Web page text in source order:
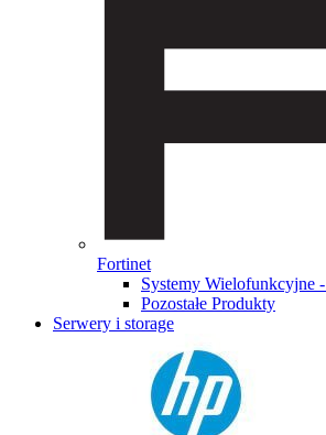
Fortinet
Systemy Wielofunkcyjne
Pozostałe Produkty
Serwery i storage